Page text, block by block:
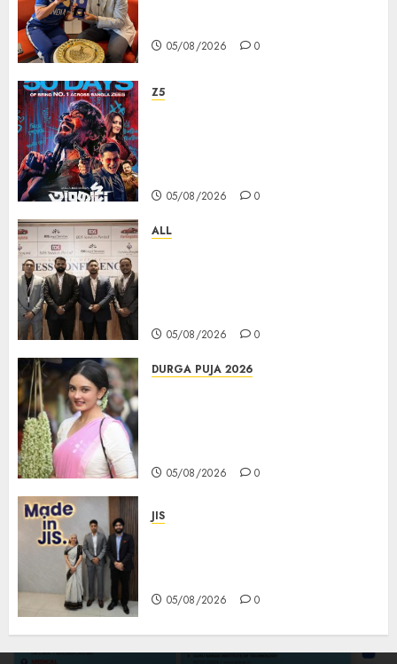
05/08/2026 0
Z5
05/08/2026 0
ALL
05/08/2026 0
DURGA PUJA 2026
05/08/2026 0
JIS
05/08/2026 0